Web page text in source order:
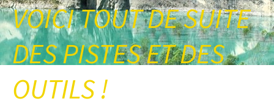
VOICI TOUT DE SUITE
DES PISTES ET DES
OUTILS !